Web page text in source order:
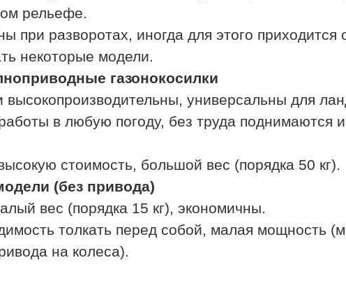
рельефе.
при разворотах, иногда для этого приходится
некоторые модели.
газонокосилки
универсальны для
в любую погоду, без труда поднимаются
стоимость, большой вес (порядка 50 кг).
(без привода)
вес (порядка 15 кг), экономичны.
толкать перед собой, малая мощность
на колеса).